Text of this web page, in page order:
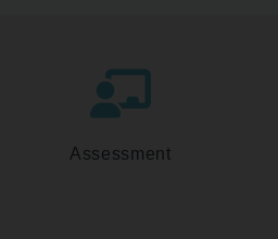
Assessment